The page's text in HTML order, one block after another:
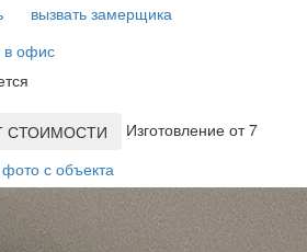
вызвать замерщика
в офис
СТОИМОСТИ
Изготовление от 7
с объекта